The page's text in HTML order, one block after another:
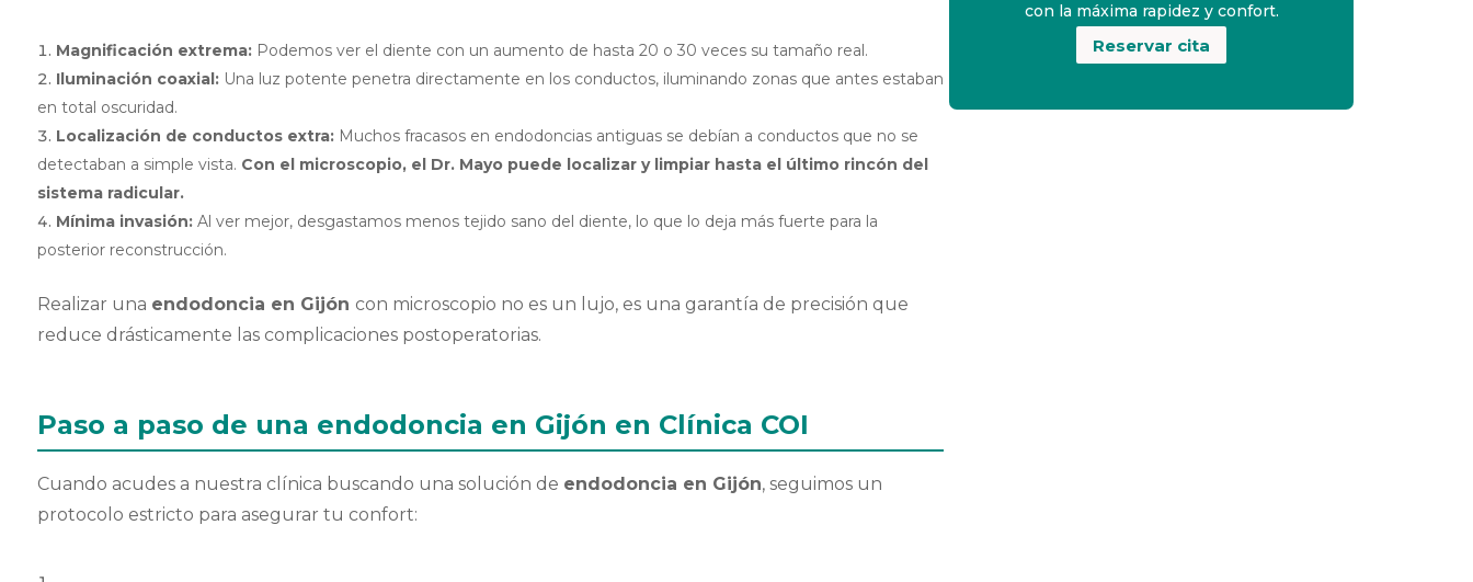
Magnificación extrema: Podemos ver el diente con un aumento de hasta 20 o 30 veces su tamaño real.
Iluminación coaxial: Una luz potente penetra directamente en los conductos, iluminando zonas que antes estaban
en total oscuridad.
Localización de conductos extra: Muchos fracasos en endodoncias antiguas se debían a conductos que no se
detectaban a simple vista. Con el microscopio, el Dr. Mayo puede localizar y limpiar hasta el último rincón del
sistema radicular.
Mínima invasión: Al ver mejor, desgastamos menos tejido sano del diente, lo que lo deja más fuerte para la
posterior reconstrucción.
Realizar una endodoncia en Gijón con microscopio no es un lujo, es una garantía de precisión que
reduce drásticamente las complicaciones postoperatorias.
Paso a paso de una endodoncia en Gijón en Clínica COI
Cuando acudes a nuestra clínica buscando una solución de endodoncia en Gijón, seguimos un
protocolo estricto para asegurar tu confort:
con la máxima rapidez y confort.
Reservar cita